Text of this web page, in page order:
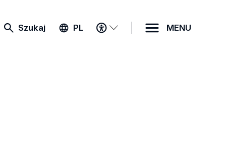
Szukaj PL
MENU
DOSTĘPNOŚCI
MENU